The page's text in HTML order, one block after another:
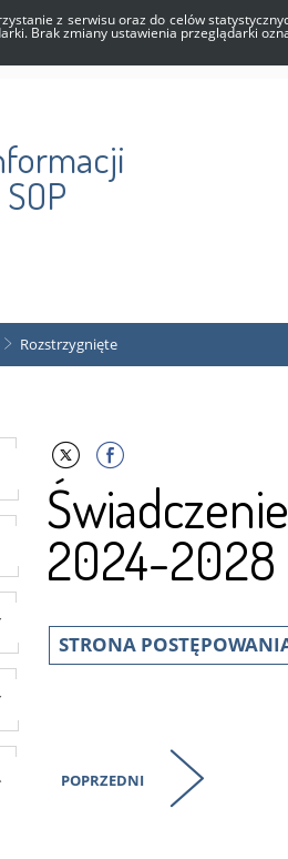
z serwisu oraz do celów
Brak zmiany ustawienia przeglądarki
Rozstrzygnięte
2024-2028
STRONA
POPRZEDNI